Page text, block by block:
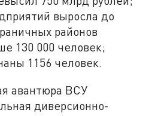
выросла до
районов
130 000 человек;
1156 человек.
авантюра ВСУ
диверсионно-